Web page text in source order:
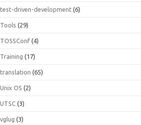
test-driven-development (6)
Tools (29)
TOSSConf (4)
Training (17)
translation (65)
Unix OS (2)
UTSC (3)
vglug (3)